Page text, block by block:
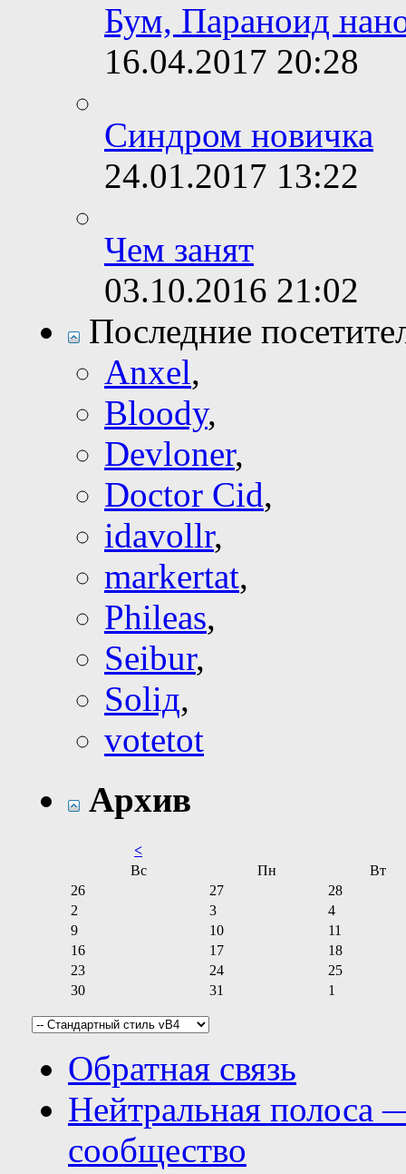
Бум, Параноид
16.04.2017 20:28
Синдром новичка
24.01.2017 13:22
Чем занят
03.10.2016 21:02
Последние
Anxel,
Bloody,
Devloner,
Doctor Cid,
idavollr,
markertat,
Phileas,
Seibur,
Soliд,
votetot
Архив
<
Вс
Пн
Вт
26
27
28
2
3
4
9
10
11
16
17
18
23
24
25
30
31 1
Обратная связь
Нейтральная полоса
сообщество